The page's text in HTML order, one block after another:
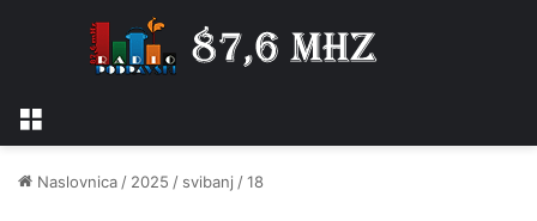
Naslovnica / 2025 / svibanj /18